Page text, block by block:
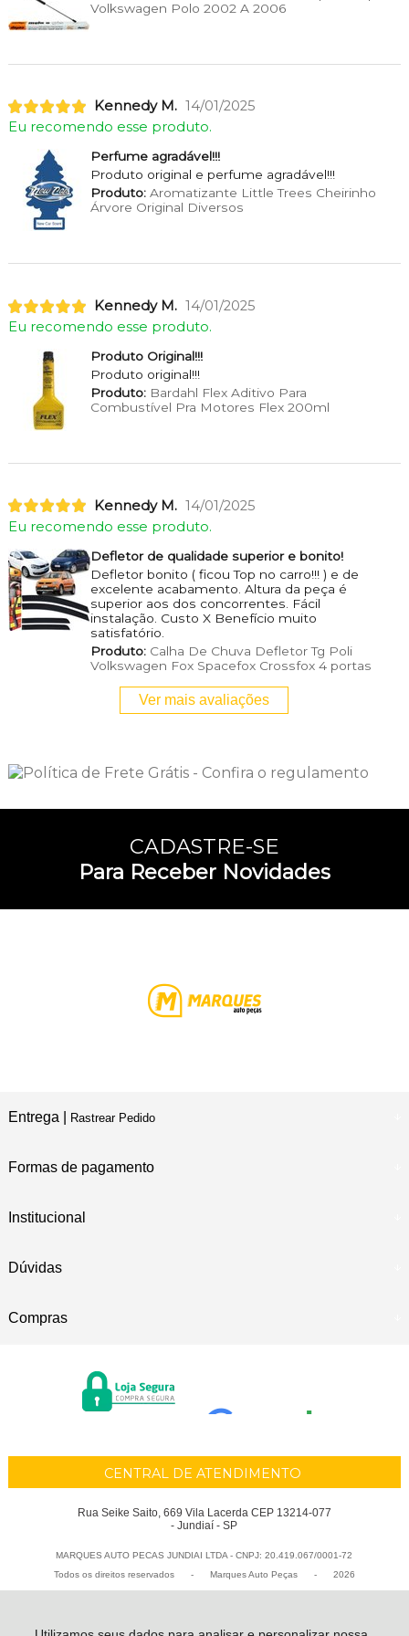
Volkswagen Polo 2002 A 2006
Kennedy M. 14/01/2025
Eu recomendo esse produto.
Perfume agradável!!!
Produto original e perfume agradável!!!
Produto:Aromatizante Little Trees Cheirinho
Árvore Original Diversos
Kennedy M. 14/01/2025
Eu recomendo esse produto.
Produto Original!!!
Produto original!!!
Produto:Bardahl Flex Aditivo Para
Combustível Pra Motores Flex 200ml
Kennedy M. 14/01/2025
Eu recomendo esse produto.
Defletor de qualidade superior e bonito!
Defletor bonito ( ficou Top no carro!!! ) e de
excelente acabamento. Altura da peça é
superior aos dos concorrentes. Fácil
instalação. Custo X Benefício muito
satisfatório.
Produto:Calha De Chuva Defletor Tg Poli
Volkswagen Fox Spacefox Crossfox 4 portas
Ver mais avaliações
CADASTRE-SE
Para Receber Novidades
Entrega | Rastrear Pedido
Formas de pagamento
Institucional
Dúvidas
Compras
CENTRAL DE ATENDIMENTO
Rua Seike Saito, 669 Vila Lacerda CEP 13214-077
- Jundiaí - SP
MARQUES AUTO PECAS JUNDIAI LTDA - CNPJ: 20.419.067/0001-72
Todos os direitos reservados
- Marques Auto Peças - 2026